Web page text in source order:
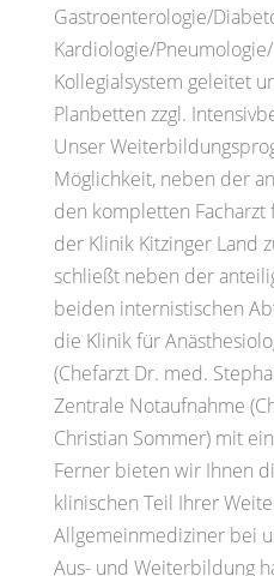
Gastroenterologie/
Kardiologie/
Kollegialsystem geleitet
Planbetten zzgl.
Unser
Möglichkeit, neben der
den kompletten
der Klinik Kitzinger Land
schließt neben der
beiden internistischen
die Klinik für
(Chefarzt Dr. med.
Zentrale Notaufnahme
Christian Sommer) mit
Ferner bieten wir Ihnen
klinischen Teil Ihrer
Allgemeinmediziner bei
Aus- und Weiterbildung